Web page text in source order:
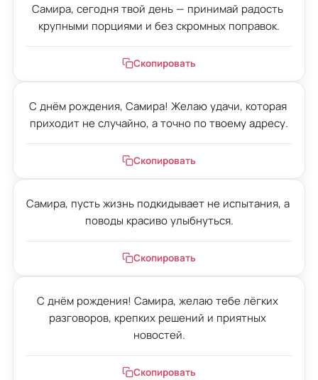
Самира, сегодня твой день — принимай радость
крупными порциями и без скромных поправок.
Скопировать
С днём рождения, Самира! Желаю удачи, которая
приходит не случайно, а точно по твоему адресу.
Скопировать
Самира, пусть жизнь подкидывает не испытания, а
поводы красиво улыбнуться.
Скопировать
С днём рождения! Самира, желаю тебе лёгких
разговоров, крепких решений и приятных
новостей.
Скопировать